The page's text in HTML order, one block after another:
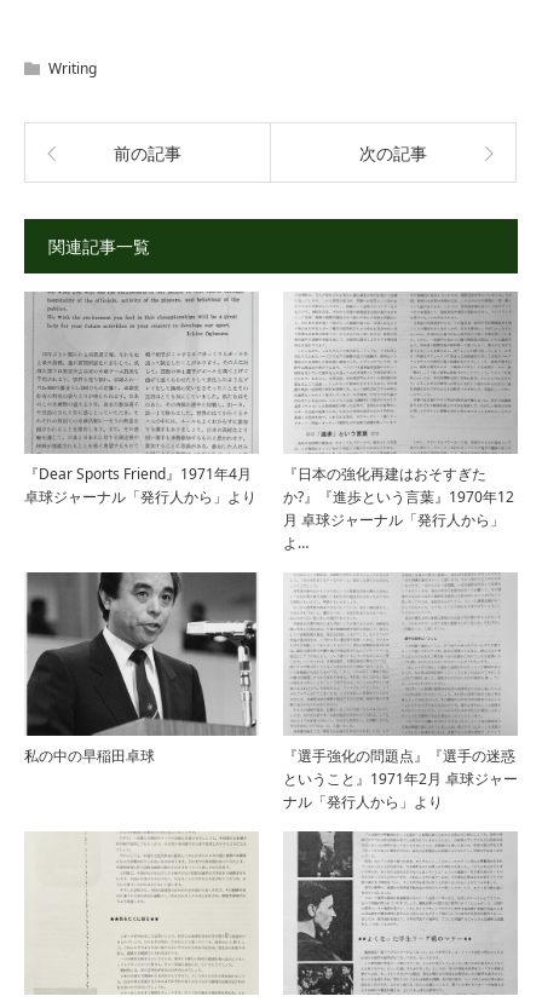
Writing
前の記事 次の記事
関連記事一覧
『Dear Sports Friend』1971年4月
卓球ジャーナル「発行人から」より
『日本の強化再建はおそすぎた
か?』『進歩という言葉』1970年12
月 卓球ジャーナル「発行人から」
よ…
私の中の早稲田卓球
『選手強化の問題点』『選手の迷惑
ということ』1971年2月 卓球ジャー
ナル「発行人から」より